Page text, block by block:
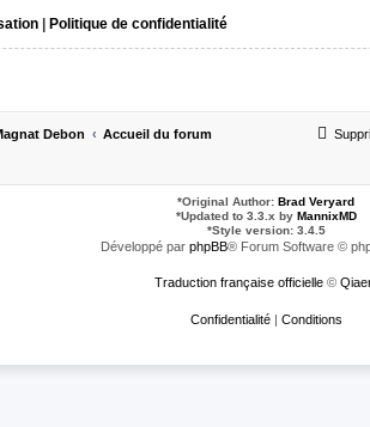
| Politique de confidentialité
Debon Accueil du forum
*Original Author: Brad Veryard
*Updated to 3.3.x by MannixMD
*Style version: 3.4.5
Développé par phpBB® Forum Software ©
Traduction française officielle©
Confidentialité | Conditions